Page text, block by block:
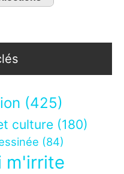
(425)
culture (180)
(84)
m'irrite